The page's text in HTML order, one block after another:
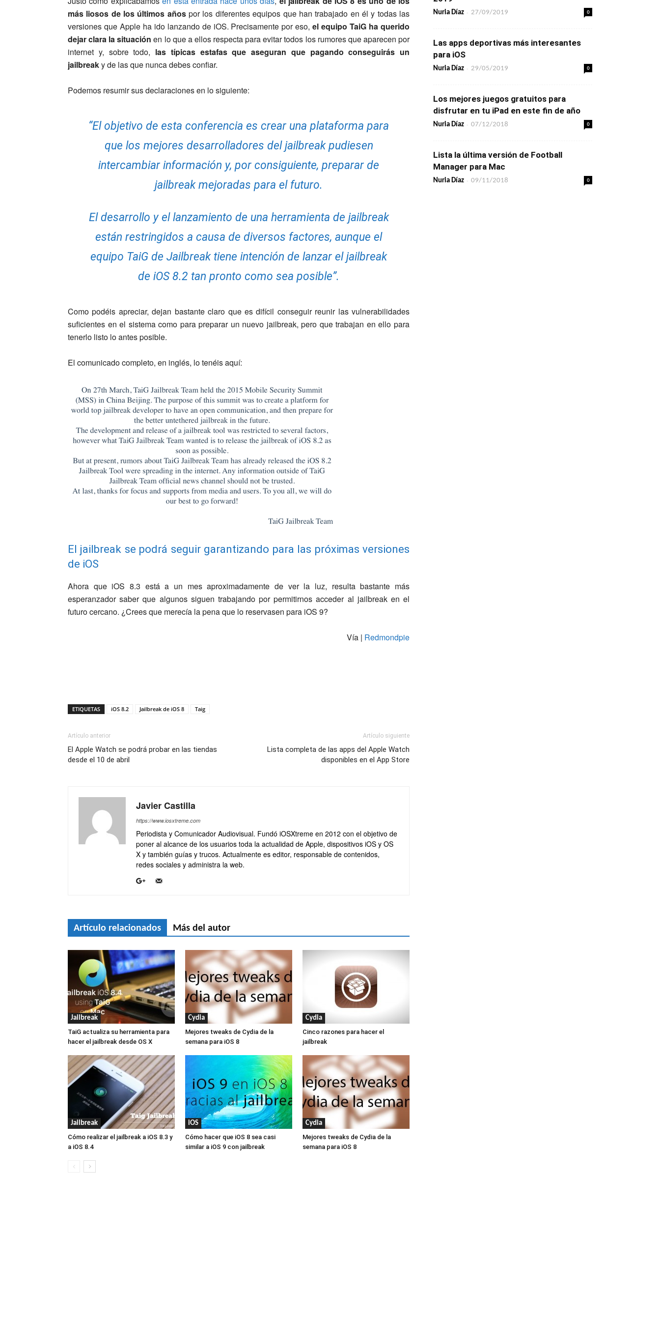
más liosos de los últimos añospor los diferentes equipos que han trabajado en él y todas las
versiones que Apple ha ido lanzando de iOS. Precisamente por eso,el equipo TaiG ha querido
dejar clara la situación en lo que a ellos respecta para evitar todos los rumores que aparecen por
internet y, sobre todo, las típicas estafas que aseguran que pagando conseguirás un
jailbreaky de las que nunca debes confiar.
Podemos resumir sus declaraciones en lo siguiente:
“El objetivo de esta conferencia es crear una plataforma para
que los mejores desarrolladores del jailbreak pudiesen
intercambiar información y, por consiguiente, preparar de
jailbreak mejoradas para el futuro.
El desarrollo y el lanzamiento de una herramienta de jailbreak
están restringidos a causa de diversos factores, aunque el
equipo TaiG de Jailbreak tiene intención de lanzar el jailbreak
de iOS 8.2 tan pronto como sea posible”.
Como podéis apreciar, dejan bastante claro que es difícil conseguir reunir las vulnerabilidades
suficientes en el sistema como para preparar un nuevo jailbreak, pero que trabajan en ello para
tenerlo listo lo antes posible.
El comunicado completo, en inglés, lo tenéis aquí:
El jailbreak se podrá seguir garantizando para las próximas versiones
de iOS
Ahora que iOS 8.3 está a un mes aproximadamente de ver la luz, resulta bastante más
esperanzador saber que algunos siguen trabajando por permitirnos acceder al jailbreak en el
futuro cercano. ¿Crees que merecía la pena que lo reservasen para iOS 9?
Vía | Redmondpie
ETIQUETAS iOS 8.2 Jailbreak de iOS 8 Taig
Artículo anterior
El Apple Watch se podrá probar en las tiendas
desde el 10 de abril
Artículo siguiente
Lista completa de las apps del Apple Watch
disponibles en el App Store
Javier Castilla
https://www.iosxtreme.com
Periodista y Comunicador Audiovisual. Fundó iOSXtreme en 2012 con el objetivo de
poner al alcance de los usuarios toda la actualidad de Apple, dispositivos iOS y OS
X y también guías y trucos. Actualmente es editor, responsable de contenidos,
redes sociales y administra la web.
Artículo relacionados Más del autor
Jailbreak
TaiG actualiza su herramienta para
hacer el jailbreak desde OS X
Cydia
Mejores tweaks de Cydia de la
semana para iOS 8
Cydia
Cinco razones para hacer el
jailbreak
Jailbreak
Cómo realizar el jailbreak a iOS 8.3 y
a iOS 8.4
iOS
Cómo hacer que iOS 8 sea casi
similar a iOS 9 con jailbreak
Cydia
Mejores tweaks de Cydia de la
semana para iOS 8
Nuria Díaz - 27/09/2019 0
Las apps deportivas más interesantes
para iOS
Nuria Díaz - 29/05/2019 0
Los mejores juegos gratuitos para
disfrutar en tu iPad en este fin de año
Nuria Díaz - 07/12/2018 0
Lista la última versión de Football
Manager para Mac
Nuria Díaz - 09/11/2018 0